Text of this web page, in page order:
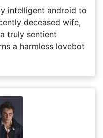
intelligent android to
deceased wife,
truly sentient
a harmless lovebot